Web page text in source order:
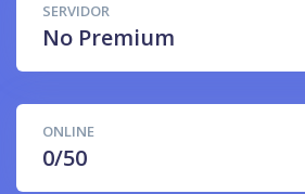
SERVIDOR
No Premium
ONLINE
0/50